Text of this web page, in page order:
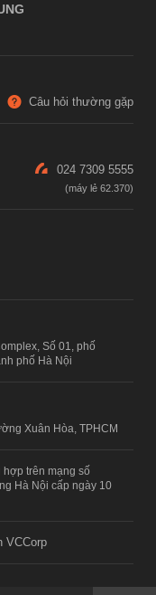
Câu hỏi thường gặp
024 7309 5555
Số 01, phố
phố Hà Nội
Xuân Hòa, TPHCM
trên mạng số
Hà Nội cấp ngày 10
VCCorp